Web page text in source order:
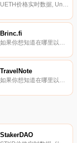
UETH价格实时数据, Unbound Finance是第一个无债务流动性提供系统。Unbound通过在Uniswap、Balancer、Mooniswap、Bancor、Curve.fi等自动化做市商（AMM）之上构建衍生层来实现这一点,从现有AMM池解锁锁定的流动性,并在现有流动性池代币（.
Brinc.fi
TravelNote
如果你想知道在哪里以当前价格购买TravelNote,目前交易{TravelNote]股票的顶级加密货币交易所是Mercatox。您可以在我们的加密货币交易所页面上找到其他列表。TravelNote（TVNT）是一种加密货币,在以太坊平台上运行.
StakerDAO